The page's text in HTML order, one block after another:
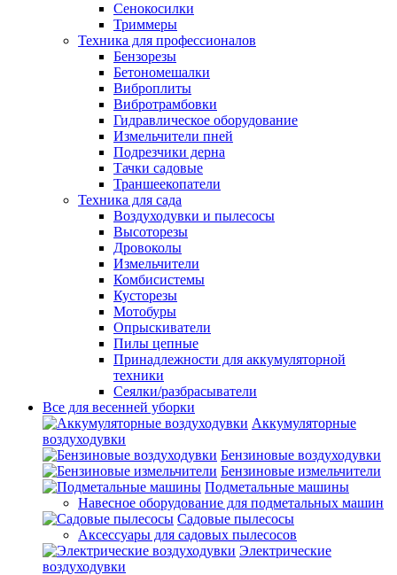
Сенокосилки
Триммеры
Техника для профессионалов
Бензорезы
Бетономешалки
Виброплиты
Вибротрамбовки
Гидравлическое оборудование
Измельчители пней
Подрезчики дерна
Тачки садовые
Траншеекопатели
Техника для сада
Воздуходувки и пылесосы
Высоторезы
Дровоколы
Измельчители
Комбисистемы
Кусторезы
Мотобуры
Опрыскиватели
Пилы цепные
Принадлежности для аккумуляторной
техники
Сеялки/разбрасыватели
Все для весенней уборки
Аккумуляторные
воздуходувки
Бензиновые воздуходувки
Бензиновые измельчители
Подметальные машины
Навесное оборудование для подметальных машин
Садовые пылесосы
Аксессуары для садовых пылесосов
Электрические
воздуходувки